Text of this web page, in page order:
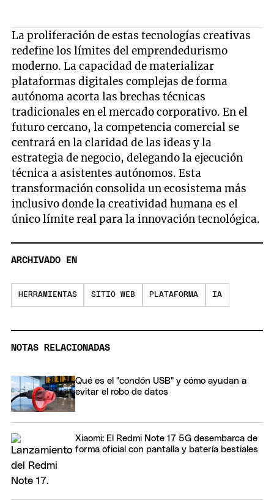
La proliferación de estas tecnologías creativas
redefine los límites del emprendedurismo
moderno. La capacidad de materializar
plataformas digitales complejas de forma
autónoma acorta las brechas técnicas
tradicionales en el mercado corporativo. En el
futuro cercano, la competencia comercial se
centrará en la claridad de las ideas y la
estrategia de negocio, delegando la ejecución
técnica a asistentes autónomos. Esta
transformación consolida un ecosistema más
inclusivo donde la creatividad humana es el
único límite real para la innovación tecnológica.
ARCHIVADO EN
HERRAMIENTAS SITIO WEB PLATAFORMA IA
NOTAS RELACIONADAS
Qué es el "condón USB" y cómo ayudan a
evitar el robo de datos
Xiaomi: El Redmi Note 17 5G desembarca de
forma oficial con pantalla y batería bestiales